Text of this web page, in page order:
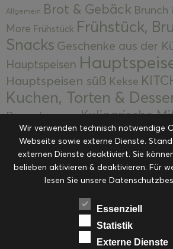
Allgemein Brot & Gebäck Brunch
More Frühstück Frühstück,
Snacks Geschenke aus der
Hauptspeisen
Hauptspeisen süß Kekse
Kuchen, Torten &
Desserts
Kulinarische
Eingemachtes Ohne Kategorie
RezepteSaisonalSlider
Suppen, Salate &
Vorspeisen, Salate &
Weihnachten Workshops & Events
Wir verwenden technisch notwendige
Webseite sowie externe Dienste.
externen Dienste deaktiviert. Sie
belieben aktivieren & deaktivieren. Für
lesen Sie unsere
Essenziell
Statistik
Externe Dienste